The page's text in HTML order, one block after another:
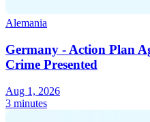
Alemania
Germany - Action Plan
Crime Presented
Aug 1, 2026
3 minutes